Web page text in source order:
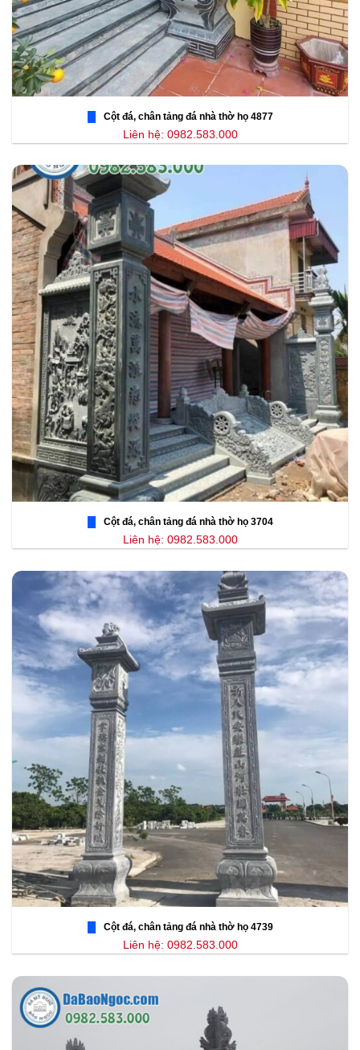
Cột đá, chân tảng đá nhà thờ họ 4877
Liên hệ: 0982.583.000
Cột đá, chân tảng đá nhà thờ họ 3704
Liên hệ: 0982.583.000
Cột đá, chân tảng đá nhà thờ họ 4739
Liên hệ: 0982.583.000